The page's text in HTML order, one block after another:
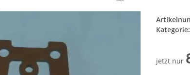
Kategorie:
jetzt nur